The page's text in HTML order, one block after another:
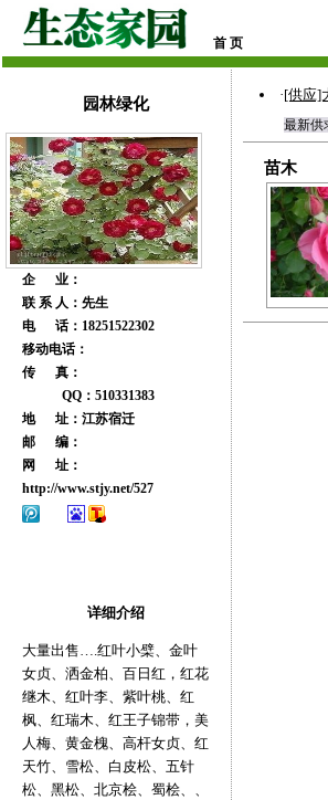
首 页
园林绿化
企 业：
联 系 人：先生
电 话：18251522302
移动电话：
传 真：
QQ：510331383
地 址：江苏宿迁
邮 编：
网 址：
http://www.stjy.net/527
详细介绍
大量出售….红叶小檗、金叶
女贞、洒金柏、百日红，红花
继木、红叶李、紫叶桃、红
枫、红瑞木、红王子锦带，美
人梅、黄金槐、高杆女贞、红
天竹、雪松、白皮松、五针
松、黑松、北京桧、蜀桧、、
·[供应]
最新供
苗木